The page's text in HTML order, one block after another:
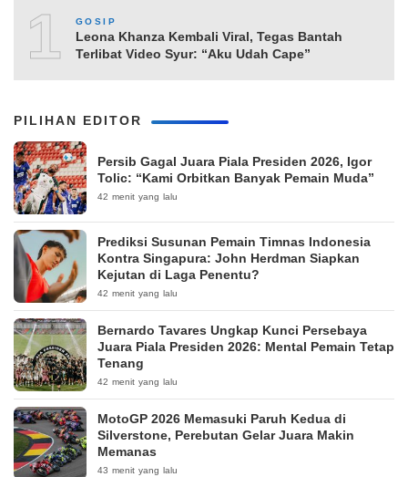
10
GOSIP
Leona Khanza Kembali Viral, Tegas Bantah
Terlibat Video Syur: “Aku Udah Cape”
PILIHAN EDITOR
Persib Gagal Juara Piala Presiden 2026, Igor
Tolic: “Kami Orbitkan Banyak Pemain Muda”
42 menit yang lalu
Prediksi Susunan Pemain Timnas Indonesia
Kontra Singapura: John Herdman Siapkan
Kejutan di Laga Penentu?
42 menit yang lalu
Bernardo Tavares Ungkap Kunci Persebaya
Juara Piala Presiden 2026: Mental Pemain Tetap
Tenang
42 menit yang lalu
MotoGP 2026 Memasuki Paruh Kedua di
Silverstone, Perebutan Gelar Juara Makin
Memanas
43 menit yang lalu